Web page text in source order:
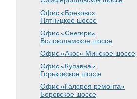
Офис «Брехово»
Пятницкое шоссе
Офис «Снегири»
Волоколамское шоссе
Офис «Акос» Минское шоссе
Офис «Купавна»
Горьковское шоссе
Офис «Галерея ремонта»
Боровское шоссе